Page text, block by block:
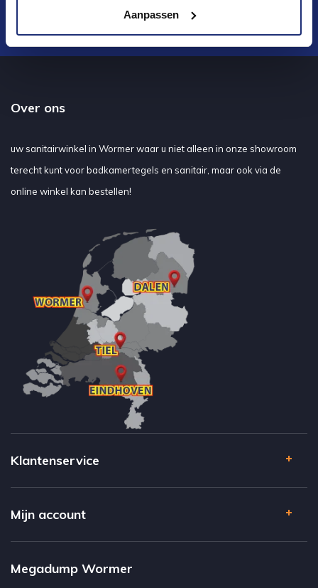
Aanpassen
Over ons
uw sanitairwinkel in Wormer waar u niet alleen in onze showroom
terecht kunt voor badkamertegels en sanitair, maar ook via de
online winkel kan bestellen!
Klantenservice
Mijn account
Megadump Wormer